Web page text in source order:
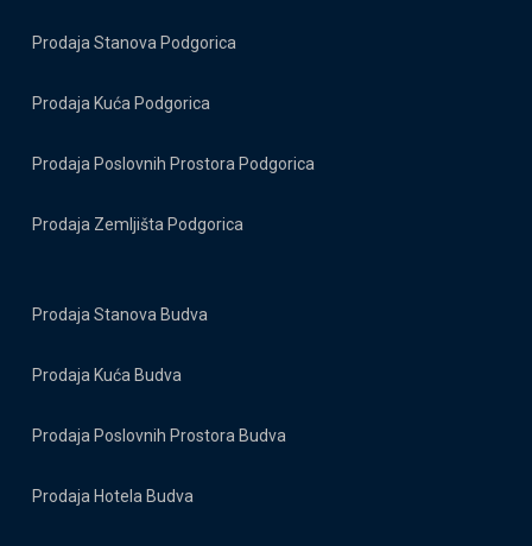
Prodaja Stanova Podgorica
Prodaja Kuća Podgorica
Prodaja Poslovnih Prostora Podgorica
Prodaja Zemljišta Podgorica
Prodaja Stanova Budva
Prodaja Kuća Budva
Prodaja Poslovnih Prostora Budva
Prodaja Hotela Budva